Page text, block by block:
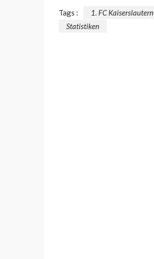
Tags : 1. FC Kaiserslautern
Statistiken